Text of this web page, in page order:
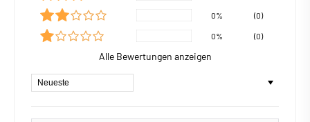
0% (0)
0% (0)
Alle Bewertungen anzeigen
Sort by